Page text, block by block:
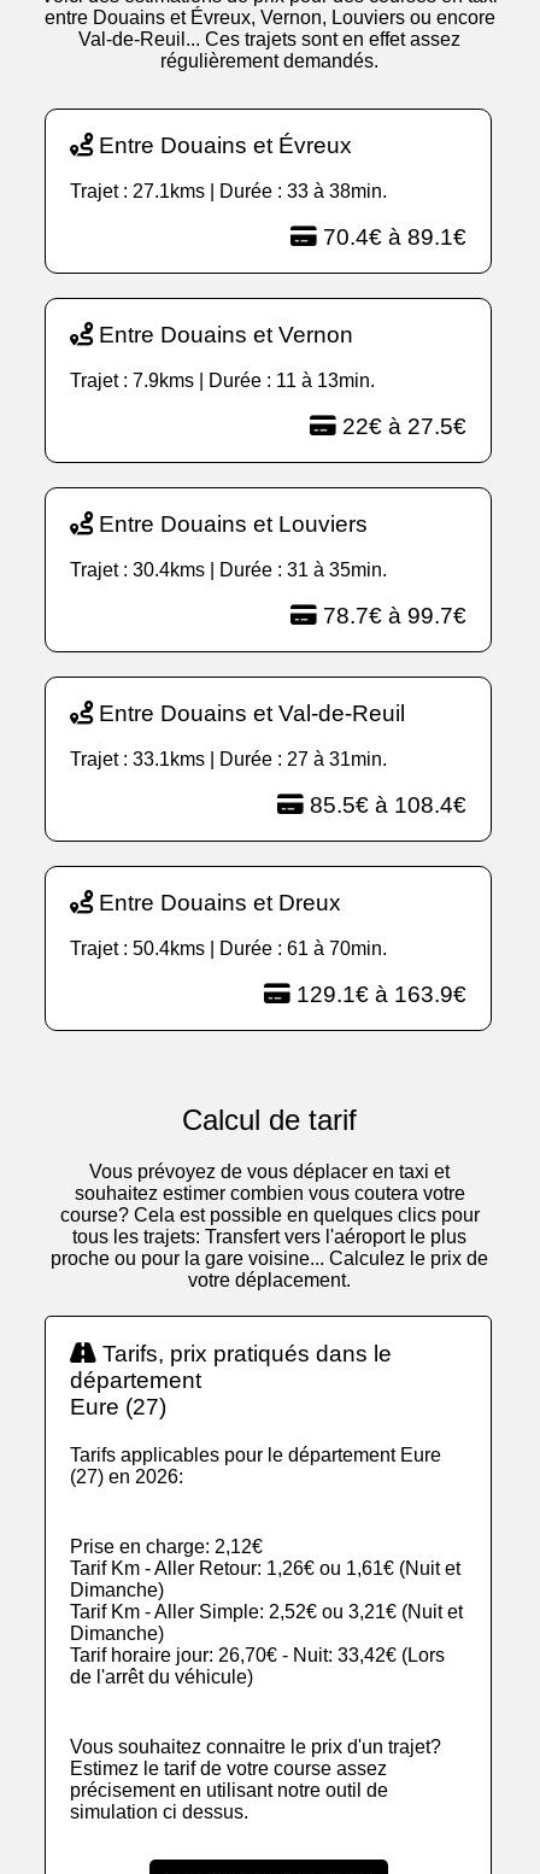
entre Douains et Évreux, Vernon, Louviers ou encore
Val-de-Reuil... Ces trajets sont en effet assez
régulièrement demandés.
Entre Douains et Évreux
Trajet : 27.1kms | Durée : 33 à 38min.
70.4€ à 89.1€
Entre Douains et Vernon
Trajet : 7.9kms | Durée : 11 à 13min.
22€ à 27.5€
Entre Douains et Louviers
Trajet : 30.4kms | Durée : 31 à 35min.
78.7€ à 99.7€
Entre Douains et Val-de-Reuil
Trajet : 33.1kms | Durée : 27 à 31min.
85.5€ à 108.4€
Entre Douains et Dreux
Trajet : 50.4kms | Durée : 61 à 70min.
129.1€ à 163.9€
Calcul de tarif
Vous prévoyez de vous déplacer en taxi et
souhaitez estimer combien vous coutera votre
course? Cela est possible en quelques clics pour
tous les trajets: Transfert vers l'aéroport le plus
proche ou pour la gare voisine... Calculez le prix de
votre déplacement.
Tarifs, prix pratiqués dans le
département
Eure (27)
Tarifs applicables pour le département Eure
(27) en 2026:
Prise en charge: 2,12€
Tarif Km - Aller Retour: 1,26€ ou 1,61€ (Nuit et
Dimanche)
Tarif Km - Aller Simple: 2,52€ ou 3,21€ (Nuit et
Dimanche)
Tarif horaire jour: 26,70€ - Nuit: 33,42€ (Lors
de l'arrêt du véhicule)
Vous souhaitez connaitre le prix d'un trajet?
Estimez le tarif de votre course assez
précisement en utilisant notre outil de
simulation ci dessus.